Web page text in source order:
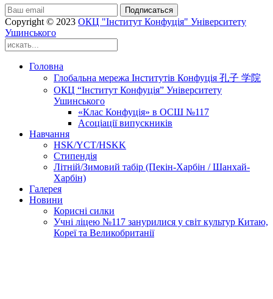
Подписаться
Copyright © 2023 ОКЦ "Інститут Конфуція" Університету
Ушинського
Головна
Глобальна мережа Інститутів Конфуція 孔子 学院
ОКЦ “Інститут Конфуція” Університету
Ушинського
«Клас Конфуція» в ОСШ №117
Асоціації випускників
Навчання
HSK/YCT/HSKK
Стипендія
Літній/Зимовий табір (Пекін-Харбін / Шанхай-
Харбін)
Галерея
Новини
Корисні силки
Учні ліцею №117 занурилися у світ культур Китаю,
Кореї та Великобританії